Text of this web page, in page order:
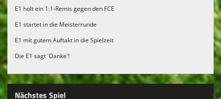
E1 holt ein 1:1-Remis gegen den FCE
E1 startet in die Meisterrunde
E1 mit gutem Auftakt in die Spielzeit
Die E1 sagt 'Danke'!
Nächstes Spiel